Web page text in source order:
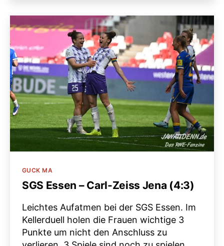
Kategorien
GUCK MA
SGS Essen – Carl-Zeiss Jena (4:3)
Leichtes Aufatmen bei der SGS Essen. Im
Kellerduell holen die Frauen wichtige 3
Punkte um nicht den Anschluss zu